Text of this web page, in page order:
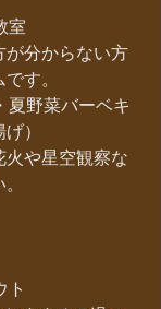
室
分からない方
す。
夏野菜バーベキ
）
や星空観察な
ト